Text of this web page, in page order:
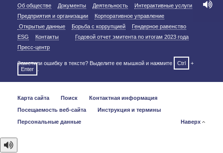
Об обществе Документы Деятельность
Интерактивные услуги
Предприятия и организации
Корпоративное управление
Открытые данные
Борьба с коррупцией
Гендерное равенство
ESG
Контакты
Годовой отчет эмитента по итогам 2023 года
Пресс-центр
Заметили ошибку в тексте? Выделите ее мышкой и нажмите Ctrl
+
Enter
Карта сайта Поиск
Контактная информация
Посещаемость веб-сайта
Инструкция и термины
Персональные данные
Наверх